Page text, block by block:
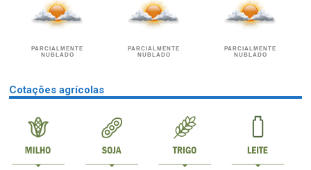
PARCIALMENTE
NUBLADO
PARCIALMENTE
NUBLADO
PARCIALMENTE
NUBLADO
Cotações agrícolas